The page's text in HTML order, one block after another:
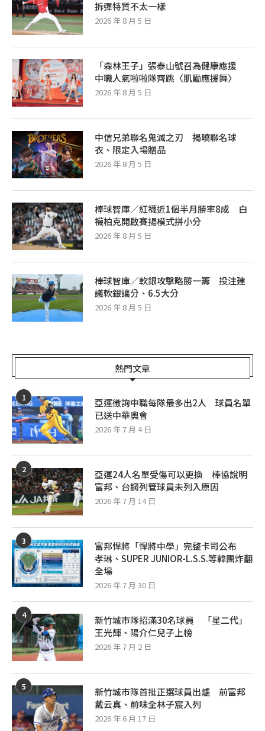
拆彈特質不太一樣
2026 年 8 月 5 日
「森林王子」張泰山號召為健康應援
中職人氣啦啦隊齊跳〈肌勵應援舞〉
2026 年 8 月 5 日
中信兄弟聯名鬼滅之刃 揭曉聯名球
衣、限定入場贈品
2026 年 8 月 5 日
棒球智庫／紅襪近1個半月勝率8成 白
襪柏克開啟賽揚模式拼小分
2026 年 8 月 5 日
棒球智庫／軟銀攻擊略勝一籌 投注建
議軟銀讓分、6.5大分
2026 年 8 月 5 日
熱門文章
1
亞運徵詢中職每隊最多出2人 球員名單
已送中華奧會
2026 年 7 月 4 日
2
亞運24人名單受傷可以更換 棒協說明
富邦、台鋼列管球員未列入原因
2026 年 7 月 14 日
3
富邦悍將「悍將中學」完整卡司公布
孝琳、SUPER JUNIOR-L.S.S.等韓團炸翻
全場
2026 年 7 月 30 日
4
新竹城市隊招滿30名球員 「星二代」
王光輝、陽介仁兒子上榜
2026 年 7 月 2 日
5
新竹城市隊首批正選球員出爐 前富邦
戴云真、前味全林子宸入列
2026 年 6 月 17 日